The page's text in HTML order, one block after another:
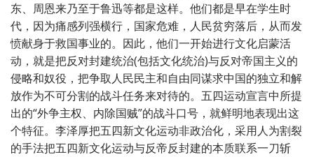
东、周恩来乃至于鲁迅等都是这样。他们都是早在学生时
代，因为痛感列强横行，国家危难，人民贫穷落后，从而发
愤献身于救国事业的。因此，他们一开始进行文化启蒙活
动，就是把反对封建统治(包括文化统治)与反对帝国主义的
侵略和奴役，把争取人民民主和自由同谋求中国的独立和解
放作为不可分割的战斗任务来对待的。五四运动宣言中所提
出的“外争主权、内除国贼”的战斗口号，就鲜明地表现出这
个特征。李泽厚把五四新文化运动非政治化，采用人为割裂
的手法把五四新文化运动与反帝反封建的本质联系一刀斩